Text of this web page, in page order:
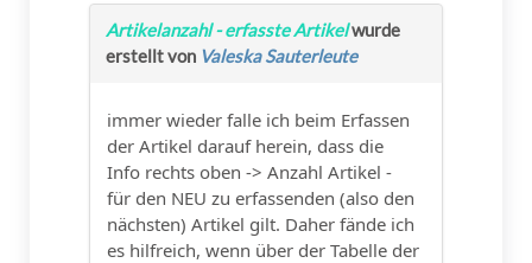
Artikelanzahl - erfasste Artikelwurde
erstellt von Valeska Sauterleute
immer wieder falle ich beim Erfassen
der Artikel darauf herein, dass die
Info rechts oben -> Anzahl Artikel -
für den NEU zu erfassenden (also den
nächsten) Artikel gilt. Daher fände ich
es hilfreich, wenn über der Tabelle der